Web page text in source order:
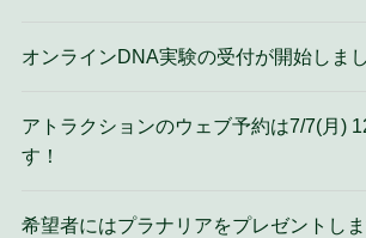
オンラインDNA実験の受付が開始しま
アトラクションのウェブ予約は7/7(月)
す！
希望者にはプラナリアをプレゼントしま